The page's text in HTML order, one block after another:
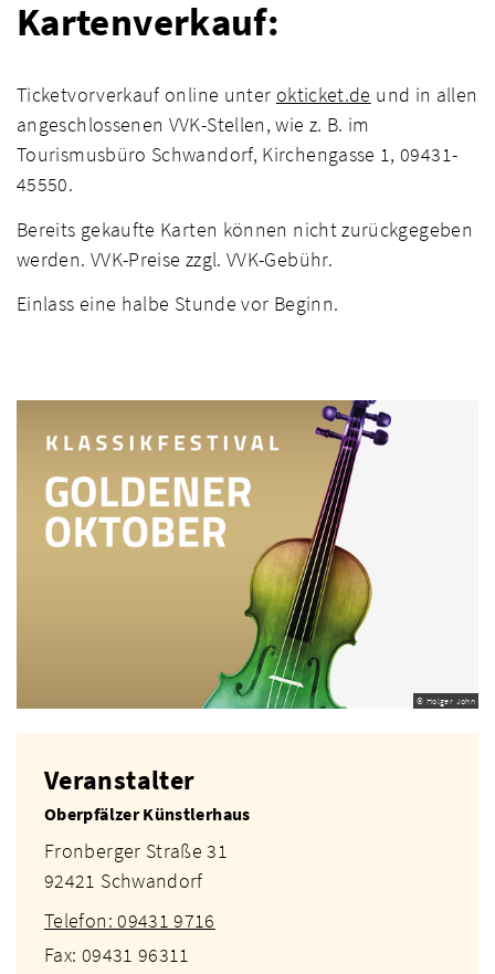
Kartenverkauf:
Ticketvorverkauf online unter okticket.de und in allen
angeschlossenen VVK-Stellen, wie z. B. im
Tourismusbüro Schwandorf, Kirchengasse 1, 09431-
45550.
Bereits gekaufte Karten können nicht zurückgegeben
werden. VVK-Preise zzgl. VVK-Gebühr.
Einlass eine halbe Stunde vor Beginn.
© Holger John
Veranstalter
Oberpfälzer Künstlerhaus
Fronberger Straße 31
92421 Schwandorf
Telefon: 09431 9716
Fax: 09431 96311